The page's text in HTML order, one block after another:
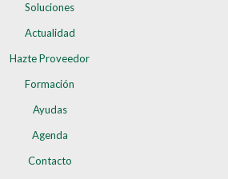
Soluciones
Actualidad
Hazte Proveedor
Formación
Ayudas
Agenda
Contacto